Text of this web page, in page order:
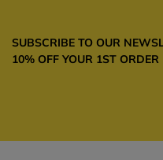
SUBSCRIBE TO OUR
10% OFF YOUR 1ST ORDER